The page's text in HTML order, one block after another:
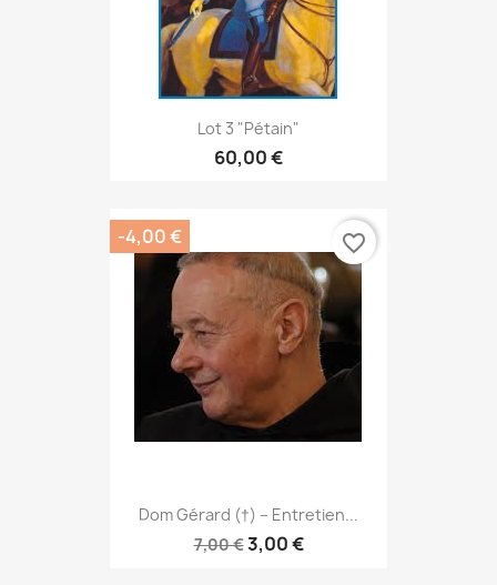
Lot 3 "Pétain"
60,00 €
Dom Gérard (†) – Entretien...
7,00 €3,00 €
-4,00 € favorite_border